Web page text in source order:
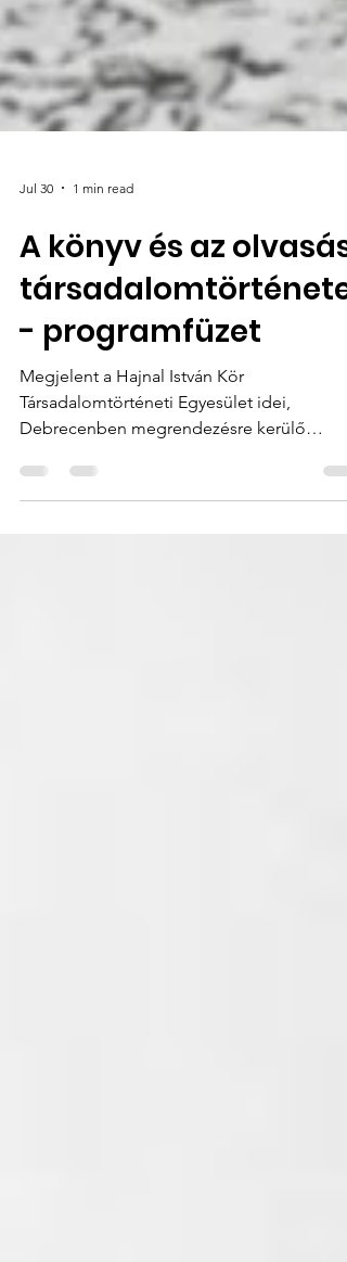
Jul 30 1 min read
A könyv és az olvasás
társadalomtörténete
- programfüzet
Megjelent a Hajnal István Kör
Debrecenben megrendezésre kerülő
konferenciájának programfüzete. A